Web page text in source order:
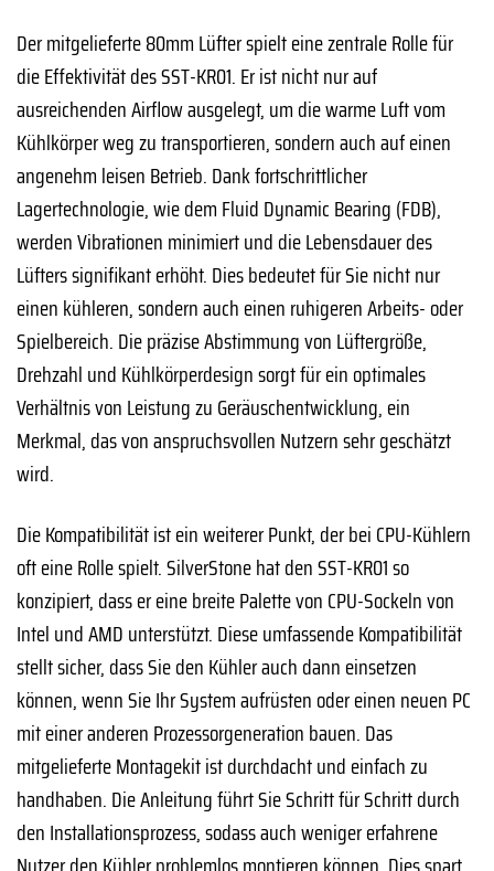
Der mitgelieferte 80mm Lüfter spielt eine zentrale Rolle für
die Effektivität des SST-KR01. Er ist nicht nur auf
ausreichenden Airflow ausgelegt, um die warme Luft vom
Kühlkörper weg zu transportieren, sondern auch auf einen
angenehm leisen Betrieb. Dank fortschrittlicher
Lagertechnologie, wie dem Fluid Dynamic Bearing (FDB),
werden Vibrationen minimiert und die Lebensdauer des
Lüfters signifikant erhöht. Dies bedeutet für Sie nicht nur
einen kühleren, sondern auch einen ruhigeren Arbeits- oder
Spielbereich. Die präzise Abstimmung von Lüftergröße,
Drehzahl und Kühlkörperdesign sorgt für ein optimales
Verhältnis von Leistung zu Geräuschentwicklung, ein
Merkmal, das von anspruchsvollen Nutzern sehr geschätzt
wird.
Die Kompatibilität ist ein weiterer Punkt, der bei CPU-Kühlern
oft eine Rolle spielt. SilverStone hat den SST-KR01 so
konzipiert, dass er eine breite Palette von CPU-Sockeln von
Intel und AMD unterstützt. Diese umfassende Kompatibilität
stellt sicher, dass Sie den Kühler auch dann einsetzen
können, wenn Sie Ihr System aufrüsten oder einen neuen PC
mit einer anderen Prozessorgeneration bauen. Das
mitgelieferte Montagekit ist durchdacht und einfach zu
handhaben. Die Anleitung führt Sie Schritt für Schritt durch
den Installationsprozess, sodass auch weniger erfahrene